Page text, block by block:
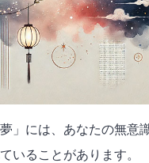
夢」には、あなたの無意
いることがあります。